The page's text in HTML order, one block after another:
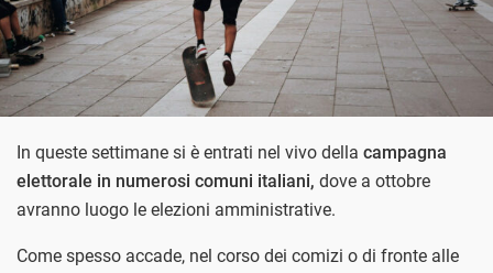
In queste settimane si è entrati nel vivo della campagna
elettorale in numerosi comuni italiani, dove a ottobre
avranno luogo le elezioni amministrative.
Come spesso accade, nel corso dei comizi o di fronte alle